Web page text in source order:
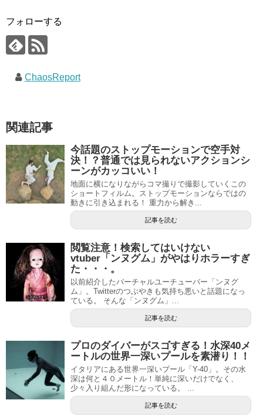
フォローする
ChaosReport
関連記事
今話題のストップモーションで空手対
決！？普通では見られないアクションシ
ーンがカッコいい！
地面に横になりながらコマ撮りで撮影していくこの
ショートフィルム。ストップモーションならではの
動きに引き込まれる！ 重力から解き...
記事を読む
閲覧注意！検索してはいけない
vtuber「ンヌグム」がやはりホラーすぎ
た・・・。
以前紹介したバーチャルユーチューバー「ンヌグ
ム」。Twitterのつぶやきも気持ち悪いと話題になっ
ている。 そんな「ンヌグム」...
記事を読む
プロのダイバーがスゴすぎる！水深40メ
ートルの世界一深いプールを素潜り！！
イタリアにある世界一深いプール「Y-40」。その水
深は何と４０メートル！単純に深いだけでなく、
少々入り組んだ形になっている。 ...
記事を読む